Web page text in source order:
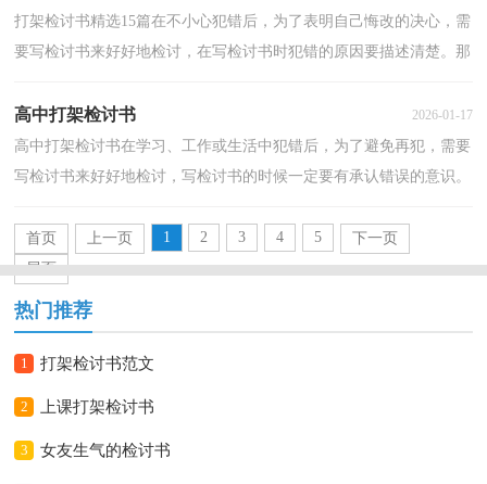
打架检讨书精选15篇在不小心犯错后，为了表明自己悔改的决心，需
要写检讨书来好好地检讨，在写检讨书时犯错的原因要描述清楚。那
高中打架检讨书 2026-01-17
高中打架检讨书在学习、工作或生活中犯错后，为了避免再犯，需要
写检讨书来好好地检讨，写检讨书的时候一定要有承认错误的意识。
首页
上一页 1 2 3 4 5
下一页
尾页
热门推荐
1 打架检讨书范文
2 上课打架检讨书
3 女友生气的检讨书